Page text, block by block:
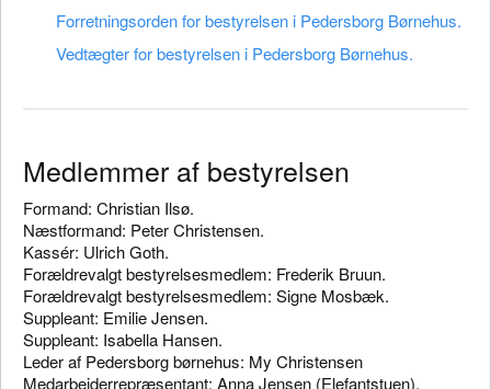
Forretningsorden for bestyrelsen i Pedersborg Børnehus.
Vedtægter for bestyrelsen i Pedersborg Børnehus.
Medlemmer af bestyrelsen
Formand: Christian Ilsø.
Næstformand: Peter Christensen.
Kassér: Ulrich Goth.
Forældrevalgt bestyrelsesmedlem: Frederik Bruun.
Forældrevalgt bestyrelsesmedlem: Signe Mosbæk.
Suppleant: Emilie Jensen.
Suppleant: Isabella Hansen.
Leder af Pedersborg børnehus: My Christensen
Medarbejderrepræsentant: Anna Jensen (Elefantstuen).